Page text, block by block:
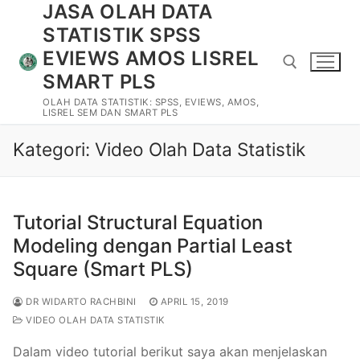
konten
JASA OLAH DATA
STATISTIK SPSS
EVIEWS AMOS LISREL
SMART PLS
OLAH DATA STATISTIK: SPSS, EVIEWS, AMOS,
LISREL SEM DAN SMART PLS
Cari:
Beranda
Tentang Kami
Kategori: Video Olah Data Statistik
Tutorial Structural Equation
Modeling dengan Partial Least
Square (Smart PLS)
DR WIDARTO RACHBINI
APRIL 15, 2019
VIDEO OLAH DATA STATISTIK
Dalam video tutorial berikut saya akan menjelaskan